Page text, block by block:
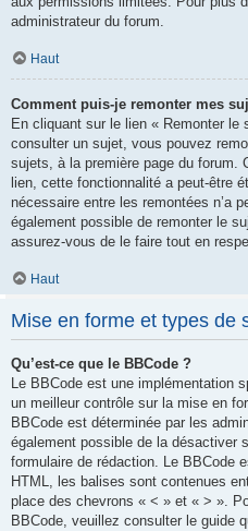
administrateur du forum.
Haut
Comment puis-je remonter mes
En cliquant sur le lien « Remonter
consulter un sujet, vous pouvez
sujets, à la première page du forum.
lien, cette fonctionnalité a peut-être
nécessaire entre les remontées n’a
également possible de remonter le
assurez-vous de le faire tout en
Haut
Mise en forme et types de
Qu’est-ce que le BBCode ?
Le BBCode est une implémentation
un meilleur contrôle sur la mise en
BBCode est déterminée par les
également possible de la désactiver
formulaire de rédaction. Le BBCode
HTML, les balises sont contenues
place des chevrons « < » et « > ».
BBCode, veuillez consulter le guide